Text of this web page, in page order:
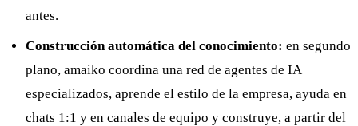
antes.
Construcción automática del conocimiento: en segundo
plano, amaiko coordina una red de agentes de IA
especializados, aprende el estilo de la empresa, ayuda en
chats 1:1 y en canales de equipo y construye, a partir del